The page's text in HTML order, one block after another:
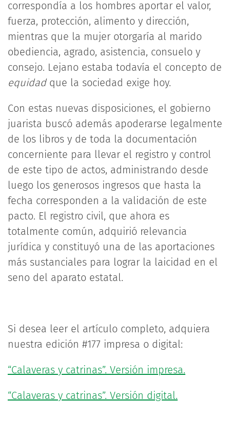
correspondía a los hombres aportar el valor,
fuerza, protección, alimento y dirección,
mientras que la mujer otorgaría al marido
obediencia, agrado, asistencia, consuelo y
consejo. Lejano estaba todavía el concepto de
equidadque la sociedad exige hoy.
Con estas nuevas disposiciones, el gobierno
juarista buscó además apoderarse legalmente
de los libros y de toda la documentación
concerniente para llevar el registro y control
de este tipo de actos, administrando desde
luego los generosos ingresos que hasta la
fecha corresponden a la validación de este
pacto. El registro civil, que ahora es
totalmente común, adquirió relevancia
jurídica y constituyó una de las aportaciones
más sustanciales para lograr la laicidad en el
seno del aparato estatal.
Si desea leer el artículo completo, adquiera
nuestra edición #177 impresa o digital:
“Calaveras y catrinas”. Versión impresa.
“Calaveras y catrinas”. Versión digital.